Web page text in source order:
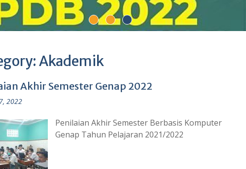
Akademik
Akhir Semester Genap 2022
Penilaian Akhir Semester Berbasis Komputer
Genap Tahun Pelajaran 2021/2022